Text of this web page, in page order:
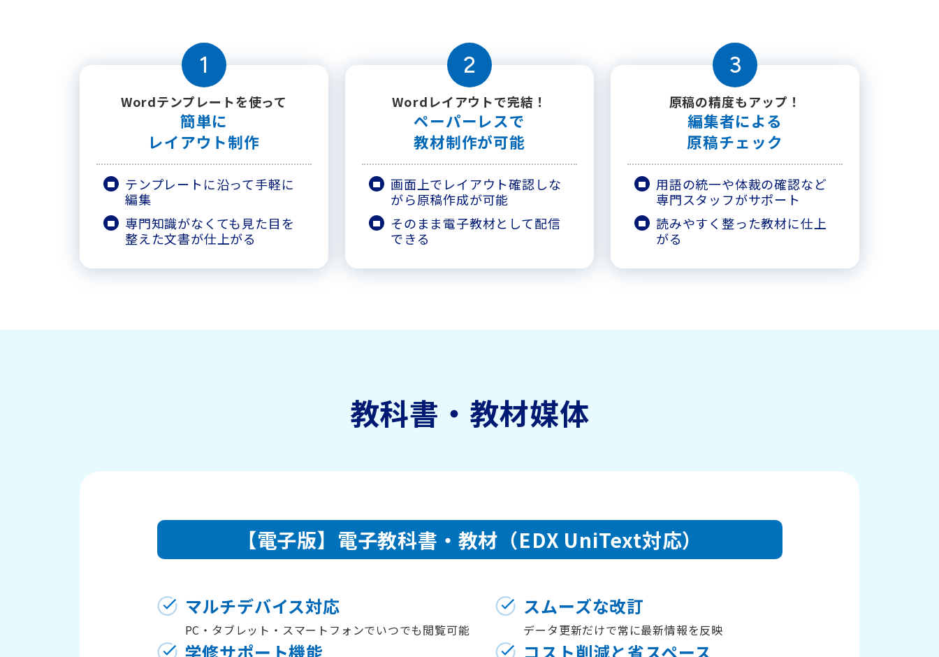
1
Wordテンプレートを使って
簡単に
レイアウト制作
テンプレートに沿って手軽に
編集
専門知識がなくても見た目を
整えた文書が仕上がる
2
Wordレイアウトで完結！
ペーパーレスで
教材制作が可能
画面上でレイアウト確認しな
がら原稿作成が可能
そのまま電子教材として配信
できる
3
原稿の精度もアップ！
編集者による
原稿チェック
用語の統一や体裁の確認など
専門スタッフがサポート
読みやすく整った教材に仕上
がる
教科書・教材媒体
【電子版】 電子教科書・教材 （EDX UniText対応）
マルチデバイス対応
PC・タブレット・スマートフォンでいつでも閲覧可能
スムーズな改訂
データ更新だけで常に最新情報を反映
学修サポート機能 コスト削減と省スペース